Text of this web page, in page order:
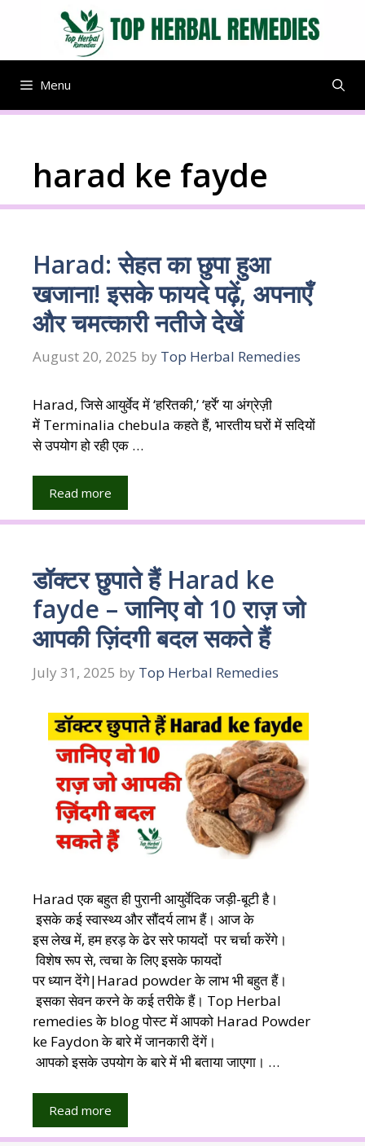
Menu
harad ke fayde
Harad: सेहत का छुपा हुआ
खजाना! इसके फायदे पढ़ें, अपनाएँ
और चमत्कारी नतीजे देखें
August 20, 2025 by Top Herbal Remedies
Harad, जिसे आयुर्वेद में ‘हरितकी,’ ‘हर्रे’ या अंग्रेज़ी
में Terminalia chebula कहते हैं, भारतीय घरों में सदियों
से उपयोग हो रही एक …
Read more
डॉक्टर छुपाते हैं Harad ke
fayde – जानिए वो 10 राज़ जो
आपकी ज़िंदगी बदल सकते हैं
July 31, 2025 by Top Herbal Remedies
Harad एक बहुत ही पुरानी आयुर्वेदिक जड़ी-बूटी है।
इसके कई स्वास्थ्य और सौंदर्य लाभ हैं। आज के
इस लेख में, हम हरड़ के ढेर सरे फायदों पर चर्चा करेंगे।
विशेष रूप से, त्वचा के लिए इसके फायदों
पर ध्यान देंगे|Harad powder के लाभ भी बहुत हैं।
इसका सेवन करने के कई तरीके हैं। Top Herbal
remedies के blog पोस्ट में आपको Harad Powder
ke Faydon के बारे में जानकारी देंगें।
आपको इसके उपयोग के बारे में भी बताया जाएगा। …
Read more